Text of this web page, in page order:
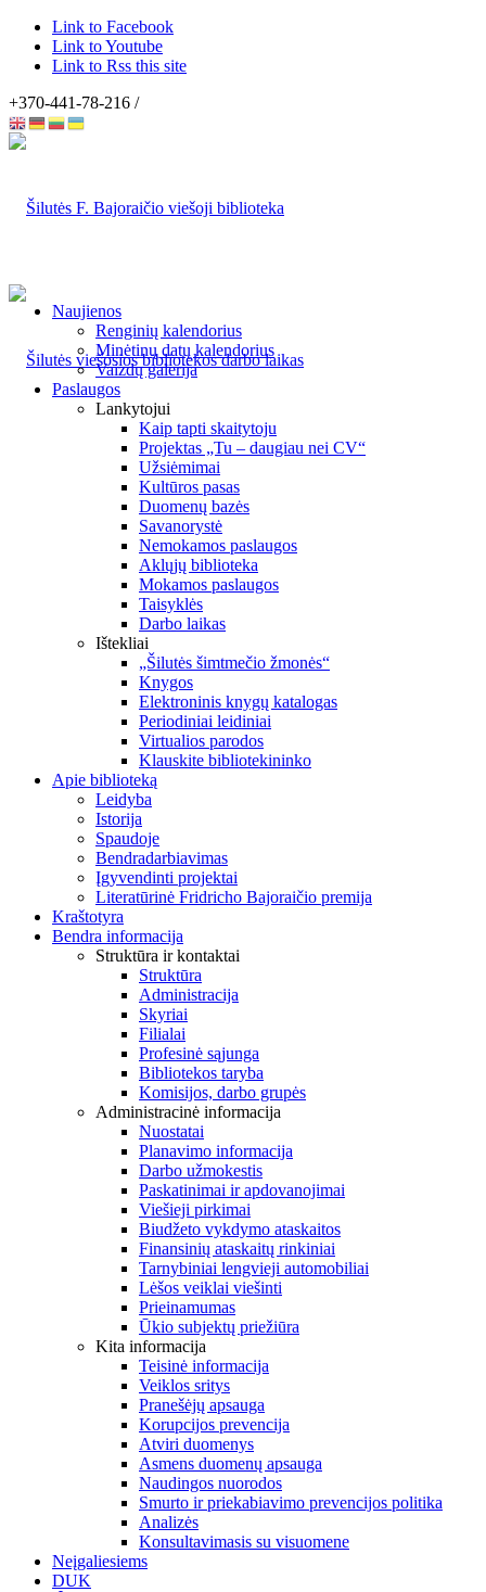
Link to Facebook
Link to Youtube
Link to Rss this site
+370-441-78-216 /
Naujienos
Renginių kalendorius
Minėtinų datų kalendorius
Vaizdų galerija
Paslaugos
Lankytojui
Kaip tapti skaitytoju
Projektas „Tu – daugiau nei CV“
Užsiėmimai
Kultūros pasas
Duomenų bazės
Savanorystė
Nemokamos paslaugos
Aklųjų biblioteka
Mokamos paslaugos
Taisyklės
Darbo laikas
Ištekliai
„Šilutės šimtmečio žmonės“
Knygos
Elektroninis knygų katalogas
Periodiniai leidiniai
Virtualios parodos
Klauskite bibliotekininko
Apie biblioteką
Leidyba
Istorija
Spaudoje
Bendradarbiavimas
Įgyvendinti projektai
Literatūrinė Fridricho Bajoraičio premija
Kraštotyra
Bendra informacija
Struktūra ir kontaktai
Struktūra
Administracija
Skyriai
Filialai
Profesinė sąjunga
Bibliotekos taryba
Komisijos, darbo grupės
Administracinė informacija
Nuostatai
Planavimo informacija
Darbo užmokestis
Paskatinimai ir apdovanojimai
Viešieji pirkimai
Biudžeto vykdymo ataskaitos
Finansinių ataskaitų rinkiniai
Tarnybiniai lengvieji automobiliai
Lėšos veiklai viešinti
Prieinamumas
Ūkio subjektų priežiūra
Kita informacija
Teisinė informacija
Veiklos sritys
Pranešėjų apsauga
Korupcijos prevencija
Atviri duomenys
Asmens duomenų apsauga
Naudingos nuorodos
Smurto ir priekabiavimo prevencijos politika
Analizės
Konsultavimasis su visuomene
Neįgaliesiems
DUK